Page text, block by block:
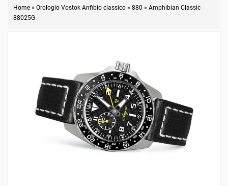
Home » Orologio Vostok Anfibio classico » 880 » Amphibian Classic
88025G